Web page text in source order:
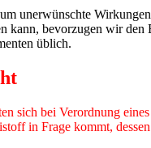
unerwünschte
kann, bevorzugen wir
üblich.
sich bei Verordnung
in Frage kommt,